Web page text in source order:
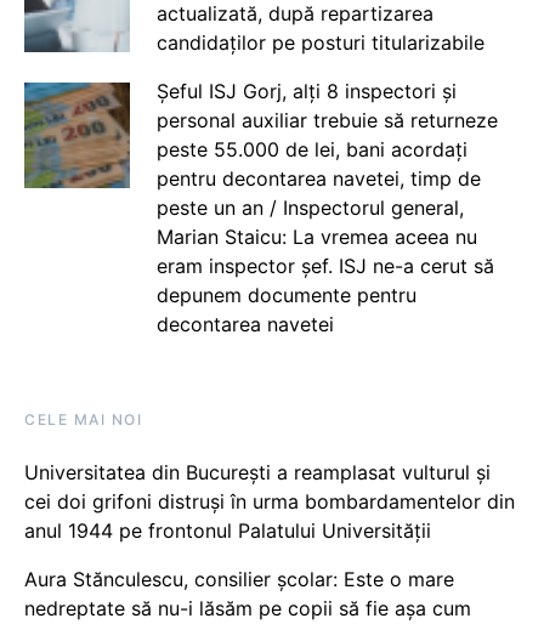
actualizată, după repartizarea
candidaților pe posturi titularizabile
Șeful ISJ Gorj, alți 8 inspectori și
personal auxiliar trebuie să returneze
peste 55.000 de lei, bani acordați
pentru decontarea navetei, timp de
peste un an / Inspectorul general,
Marian Staicu: La vremea aceea nu
eram inspector șef. ISJ ne-a cerut să
depunem documente pentru
decontarea navetei
CELE MAI NOI
Universitatea din București a reamplasat vulturul și
cei doi grifoni distruși în urma bombardamentelor din
anul 1944 pe frontonul Palatului Universității
Aura Stănculescu, consilier școlar: Este o mare
nedreptate să nu-i lăsăm pe copii să fie așa cum